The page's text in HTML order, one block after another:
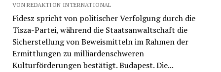
VON REDAKTION INTERNATIONAL
Fidesz spricht von politischer Verfolgung durch die
Tisza-Partei, während die Staatsanwaltschaft die
Sicherstellung von Beweismitteln im Rahmen der
Ermittlungen zu milliardenschweren
Kulturförderungen bestätigt. Budapest. Die...